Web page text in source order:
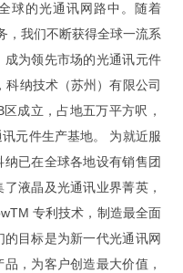
球的光通讯网路中。随着
，我们不断获得全球一流系
为领先市场的光通讯元件
纳技术（苏州）有限公司
成立，占地五万平方呎，
元件生产基地。 为就近服
已在全球各地设有销售团
液晶及光通讯业界菁英，
专利技术，制造最全面
目标是为新一代光通讯网
，为客户创造最大价值，